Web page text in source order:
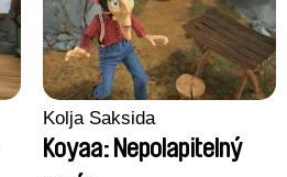
Kolja Saksida
Koyaa: Nepolapitelný